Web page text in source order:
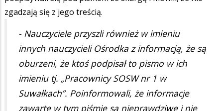
zgadzają się z jego treścią.
- Nauczyciele przyszli również w imieniu
innych nauczycieli Ośrodka z informacją, że są
oburzeni, że ktoś podpisał to pismo w ich
imieniu tj. „Pracownicy SOSW nr 1 w
Suwałkach”. Poinformowali, że informacje
zawarte w tym piśmie są nieprawdziwe i nie